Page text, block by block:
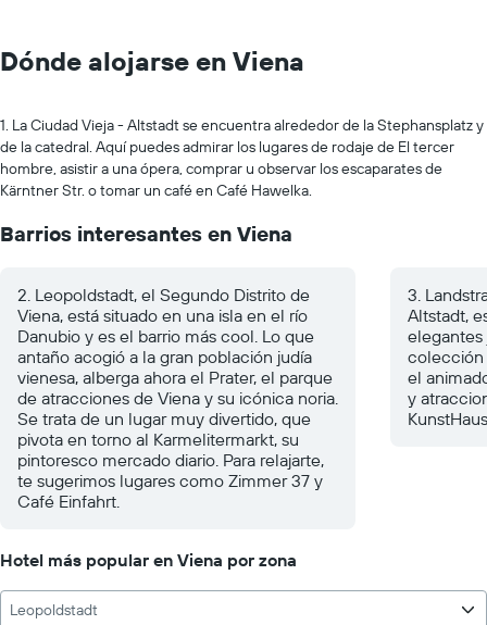
Dónde alojarse en Viena
1. La Ciudad Vieja - Altstadt se encuentra alrededor de la Stephansplatz y
de la catedral. Aquí puedes admirar los lugares de rodaje de El tercer
hombre, asistir a una ópera, comprar u observar los escaparates de
Kärntner Str. o tomar un café en Café Hawelka.
Barrios interesantes en Viena
2. Leopoldstadt, el Segundo Distrito de
Viena, está situado en una isla en el río
Danubio y es el barrio más cool. Lo que
antaño acogió a la gran población judía
vienesa, alberga ahora el Prater, el parque
de atracciones de Viena y su icónica noria.
Se trata de un lugar muy divertido, que
pivota en torno al Karmelitermarkt, su
pintoresco mercado diario. Para relajarte,
te sugerimos lugares como Zimmer 37 y
Café Einfahrt.
3.
Altstadt,
elegantes
colección
el
y
Hotel más popular en Viena por zona
Leopoldstadt